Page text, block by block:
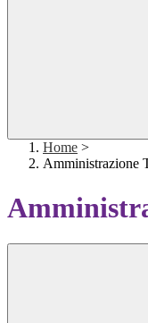
Home >
Amministrazione